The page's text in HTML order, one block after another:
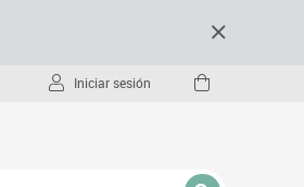
Iniciar sesión